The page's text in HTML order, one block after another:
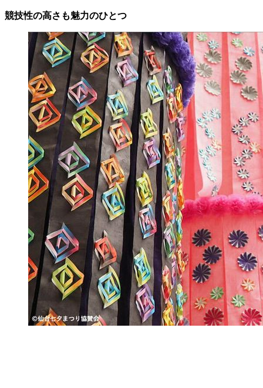
競技性の高さも魅力のひとつ